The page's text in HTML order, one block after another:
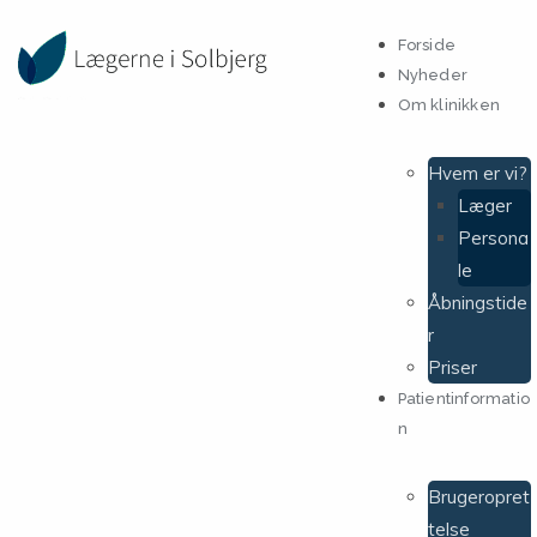
Forside
Nyheder
Om klinikken
Hvem er vi?
Læger
Persona
le
Åbningstide
r
Priser
Patientinformatio
n
Brugeropret
telse